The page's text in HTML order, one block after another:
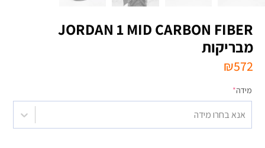
JORDAN 1 MID CARBON FIBER
מבריקות
₪572
מידה*
אנא בחרו מידה